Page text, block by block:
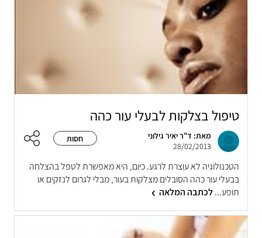
טיפול בצלקות לבעלי עור כהה
מאת: ד"ר יאיר גילוני
28/02/2013
חסות
הטכנולוגיה לא עוצרת לרגע. כיום, היא מאפשרת לטפל בהצלחה
בבעלי עור כהה הסובלים מצלקות בעור, מבלי לגרום לנזקים או
תופע...לכתבה המלאה